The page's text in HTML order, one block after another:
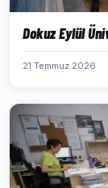
Dokuz Eylül
21 Temmuz 2026